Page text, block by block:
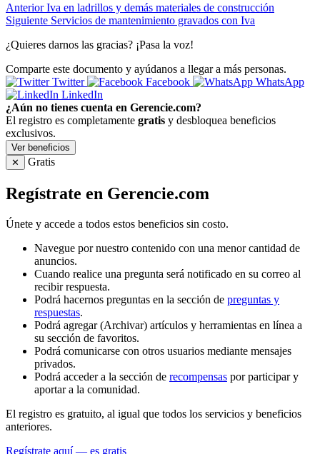
Anterior Iva en ladrillos y demás materiales de construcción
Siguiente Servicios de mantenimiento gravados con Iva
¿Quieres darnos las gracias? ¡Pasa la voz!
Comparte este documento y ayúdanos a llegar a más personas.
Twitter
Facebook
WhatsApp
LinkedIn
¿Aún no tienes cuenta en Gerencie.com?
El registro es completamente gratis y desbloquea beneficios
exclusivos.
Ver beneficios
✕
Gratis
Regístrate en Gerencie.com
Únete y accede a todos estos beneficios sin costo.
Navegue por nuestro contenido con una menor cantidad de
anuncios.
Cuando realice una pregunta será notificado en su correo al
recibir respuesta.
Podrá hacernos preguntas en la sección de preguntas y
respuestas.
Podrá agregar (Archivar) artículos y herramientas en línea a
su sección de favoritos.
Podrá comunicarse con otros usuarios mediante mensajes
privados.
Podrá acceder a la sección de recompensas por participar y
aportar a la comunidad.
El registro es gratuito, al igual que todos los servicios y beneficios
anteriores.
Regístrate aquí — es gratis